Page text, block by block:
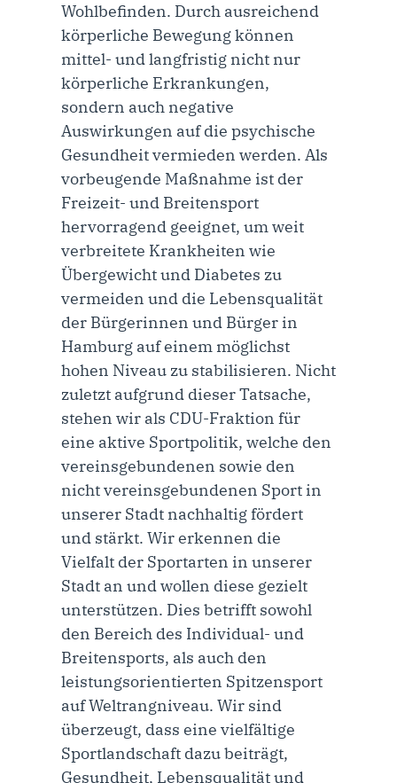
Wohlbefinden. Durch ausreichend
körperliche Bewegung können
mittel- und langfristig nicht nur
körperliche Erkrankungen,
sondern auch negative
Auswirkungen auf die psychische
Gesundheit vermieden werden. Als
vorbeugende Maßnahme ist der
Freizeit- und Breitensport
hervorragend geeignet, um weit
verbreitete Krankheiten wie
Übergewicht und Diabetes zu
vermeiden und die Lebensqualität
der Bürgerinnen und Bürger in
Hamburg auf einem möglichst
hohen Niveau zu stabilisieren. Nicht
zuletzt aufgrund dieser Tatsache,
stehen wir als CDU-Fraktion für
eine aktive Sportpolitik, welche den
vereinsgebundenen sowie den
nicht vereinsgebundenen Sport in
unserer Stadt nachhaltig fördert
und stärkt. Wir erkennen die
Vielfalt der Sportarten in unserer
Stadt an und wollen diese gezielt
unterstützen. Dies betrifft sowohl
den Bereich des Individual- und
Breitensports, als auch den
leistungsorientierten Spitzensport
auf Weltrangniveau. Wir sind
überzeugt, dass eine vielfältige
Sportlandschaft dazu beiträgt,
Gesundheit, Lebensqualität und